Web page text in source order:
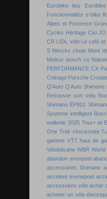
Eurobike lieu
Fonctionnalités e-bike
Alpes et Provence
Cycles Héritage Cixi JO
CR LIDL vélo Le café et
S Merckx chute Mont
Moteur bosch cx
PERFORMANCE CX
Colnago Porsche Croatie
Q'Auto Q'Auto Shimano
Retrouver son vélo
Shimano EP801
Systeme intelligent
wallonie 2025 Tour+ et
One Trek checkmate
gamme VTT haut de
Vélobécane WBR World
abandon evenpoel
accessoires Shimano
accident evenepoel
accessoires vélo achat
acheter un vélo